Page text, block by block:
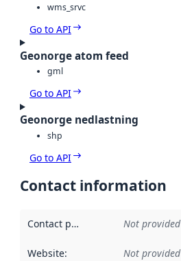
wms_srvc
Go to API
Geonorge atom feed
gml
Go to API
Geonorge nedlastning
shp
Go to API
Contact information
Contact point Not provided
Website: Not provided